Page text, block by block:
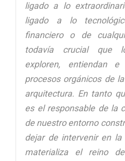
ligado a lo
ligado a lo
financiero o de
todavía crucial que
exploren, entiendan
procesos orgánicos de
arquitectura. En tanto
es el responsable de la
de nuestro entorno
dejar de intervenir en
materializa el reino